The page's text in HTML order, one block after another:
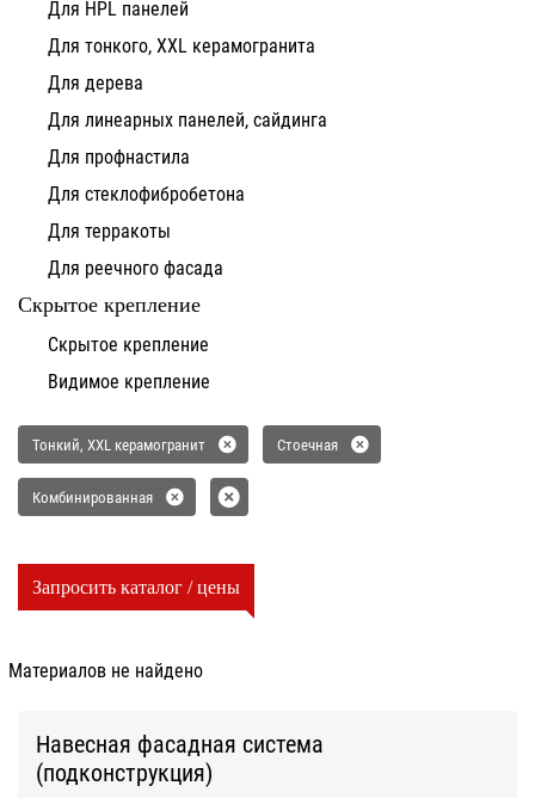
Для HPL панелей
Для тонкого, XXL керамогранита
Для дерева
Для линеарных панелей, сайдинга
Для профнастила
Для стеклофибробетона
Для терракоты
Для реечного фасада
Скрытое крепление
Скрытое крепление
Видимое крепление
Тонкий, XXL керамогранит Стоечная
Комбинированная
Запросить каталог / цены
Материалов не найдено
Навесная фасадная система
(подконструкция)